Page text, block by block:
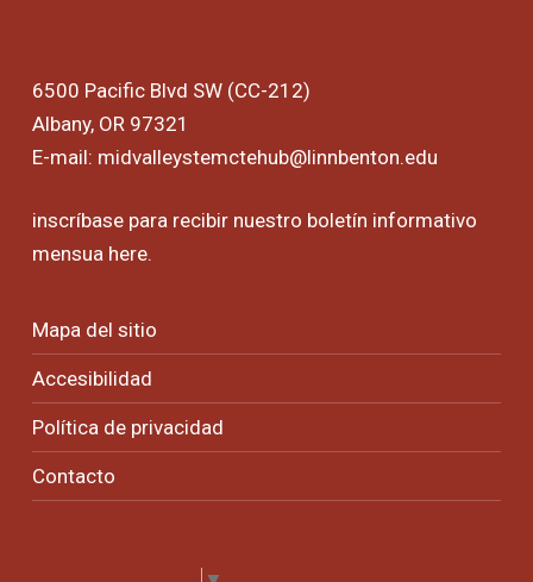
6500 Pacific Blvd SW (CC-212)
Albany, OR 97321
E-mail: midvalleystemctehub@linnbenton.edu
inscríbase para recibir nuestro boletín informativo
mensua here.
Mapa del sitio
Accesibilidad
Política de privacidad
Contacto